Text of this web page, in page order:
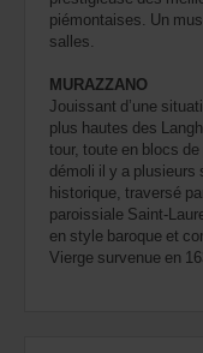
piémontaises. Un
salles.
MURAZZANO
Jouissant d’une
plus hautes des
tour, toute en blocs
démoli il y a
historique, traversé
paroissiale Saint-
en style baroque et
Vierge survenue en